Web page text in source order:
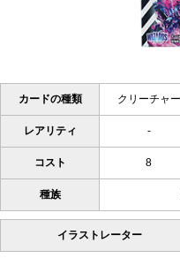
カードの種類 クリーチャー
レアリティ -
コスト 8
種族
イラストレーター